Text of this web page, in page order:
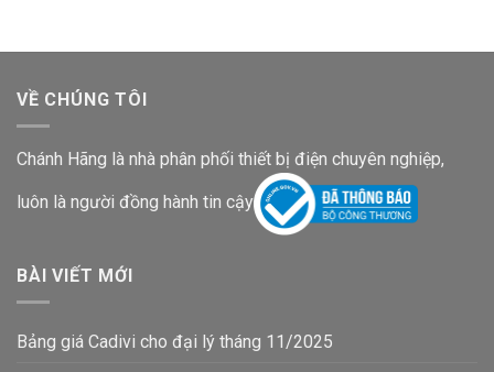
VỀ CHÚNG TÔI
Chánh Hãng là nhà phân phối thiết bị điện chuyên nghiệp,
luôn là người đồng hành tin cậy
BÀI VIẾT MỚI
Bảng giá Cadivi cho đại lý tháng 11/2025